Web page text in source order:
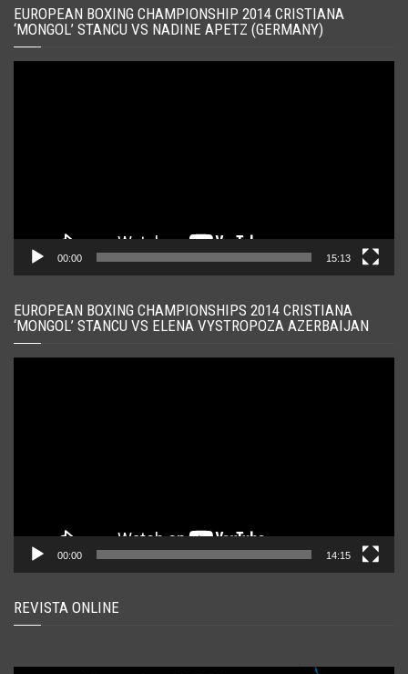
EUROPEAN BOXING CHAMPIONSHIP 2014 CRISTIANA
‘MONGOL’ STANCU VS NADINE APETZ (GERMANY)
00:00 15:13
EUROPEAN BOXING CHAMPIONSHIPS 2014 CRISTIANA
‘MONGOL’ STANCU VS ELENA VYSTROPOZA AZERBAIJAN
00:00 14:15
REVISTA ONLINE